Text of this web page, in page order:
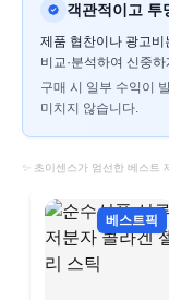
객관적이고 투
제품 협찬이나 광고
비교·분석하여 신중
구매 시 일부 수익이
미치지 않습니다.
✨ 초이센스가 엄선한 베스트
베스트픽